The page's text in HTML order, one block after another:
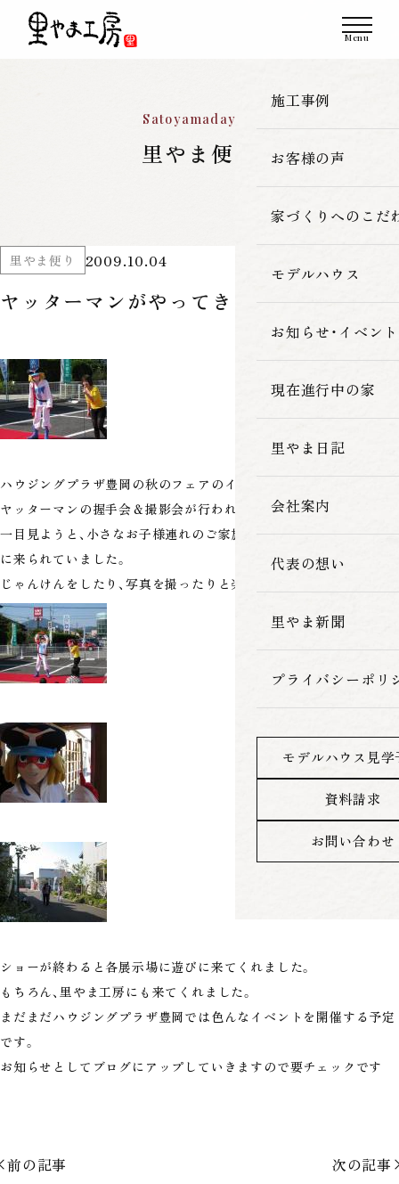
施工事例
一覧
新築
改築・リフォーム
お客様の声
家づくりへのこだ
里やま工房の家
素材へのこだわ
暮らしの性能
モデルハウス
お知らせ・イベント
現在進行中の家
里やま日記
会社案内
代表の想い
里やま新聞
プライバシーポリ
モデルハウス見学
資料請求
お問い合わせ
Satoyamadayori
里やま便り
里やま便り 2009.10.04
ヤッターマンがやってきました。
ハウジングプラザ豊岡の秋のフェアのイベントのひとつとして、
ヤッターマンの握手会＆撮影会が行われました
一目見ようと、小さなお子様連れのご家族のみなさんがたくさん見
に来られていました。
じゃんけんをしたり、写真を撮ったりと楽しい時間でした
ショーが終わると各展示場に遊びに来てくれました。
もちろん、里やま工房にも来てくれました。
まだまだハウジングプラザ豊岡では色んなイベントを開催する予定
です。
お知らせとしてブログにアップしていきますので要チェックです
前の記事 次の記事